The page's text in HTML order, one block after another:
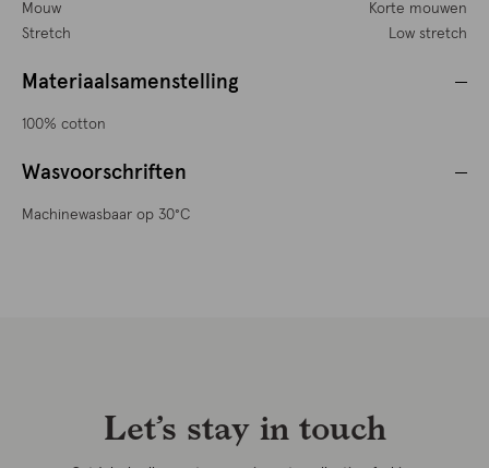
Mouw
Korte mouwen
Stretch
Low stretch
Materiaalsamenstelling
100% cotton
Wasvoorschriften
Machinewasbaar op 30°C
Let’s stay in touch